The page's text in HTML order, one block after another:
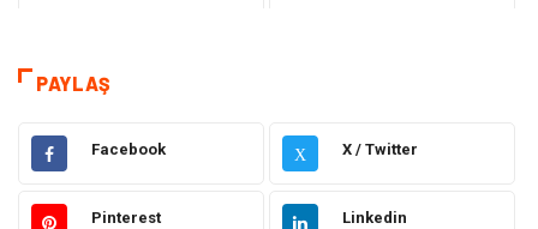
Kamera Sistemleri
Elektrik & Elektronik Gıda
Güzellik & Bakım Otomotiv
PAYLAŞ
Facebook X X / Twitter
Pinterest Linkedin